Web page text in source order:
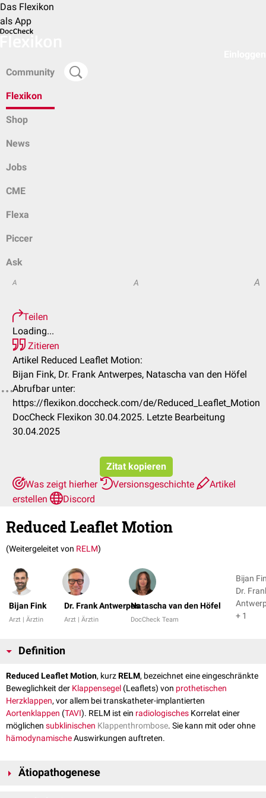
Das Flexikon
als App
Community
Flexikon
Shop
News
Jobs
CME
Flexa
Piccer
Ask
A A A
Teilen
Loading...
Zitieren
Artikel Reduced Leaflet Motion:
Bijan Fink, Dr. Frank Antwerpes, Natascha van den Höfel
Abrufbar unter:
https://flexikon.doccheck.com/de/Reduced_Leaflet_Motion
DocCheck Flexikon 30.04.2025. Letzte Bearbeitung
30.04.2025
Zitat kopieren
Was zeigt hierher
Versionsgeschichte
Artikel
erstellen
Discord
Reduced Leaflet Motion
(Weitergeleitet von RELM)
Bijan Fink
Arzt | Ärztin
Dr. Frank Antwerpes
Arzt | Ärztin
Natascha van den Höfel
DocCheck Team
Bijan
Dr.
+ 1
Definition
Reduced Leaflet Motion, kurzRELM, bezeichnet eine eingeschränkte
Beweglichkeit der Klappensegel (Leaflets) von prothetischen
Herzklappen, vor allem bei transkatheter-implantierten
Aortenklappen (TAVI). RELM ist ein radiologisches Korrelat einer
möglichen subklinischen Klappenthrombose. Sie kann mit oder ohne
hämodynamischeAuswirkungen auftreten.
Ätiopathogenese